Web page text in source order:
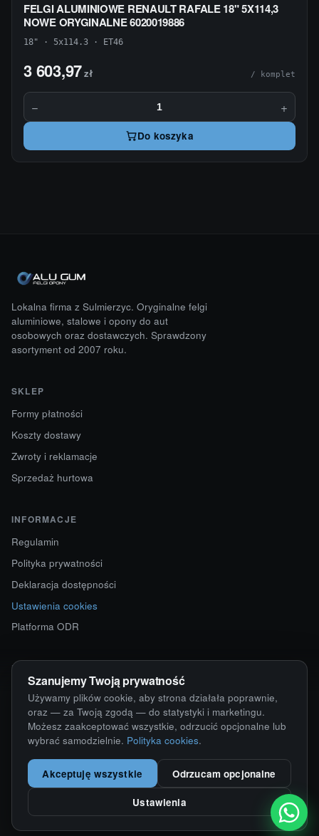
FELGI ALUMINIOWE RENAULT RAFALE 18" 5X114,3
NOWE ORYGINALNE 6020019886
18" · 5x114.3 · ET46
3 603,97zł / komplet
− +
Do koszyka
Lokalna firma z Sulmierzyc. Oryginalne felgi
aluminiowe, stalowe i opony do aut
osobowych oraz dostawczych. Sprawdzony
asortyment od 2007 roku.
SKLEP
Formy płatności
Koszty dostawy
Zwroty i reklamacje
Sprzedaż hurtowa
INFORMACJE
Regulamin
Polityka prywatności
Deklaracja dostępności
Ustawienia cookies
Platforma ODR
KONTAKT
ul. Starokościelna 12
63-750 Sulmierzyce
792 171 171 · 791 110 055
alumy@alugum.pl
© 2026 ALU-GUM Sławomir Wizner · NIP 6211676163
KamikStudio
Szanujemy Twoją prywatność
Używamy plików cookie, aby strona działała poprawnie,
oraz — za Twoją zgodą — do statystyki i marketingu.
Możesz zaakceptować wszystkie, odrzucić opcjonalne lub
wybrać samodzielnie. Polityka cookies.
Akceptuję wszystkie Odrzucam opcjonalne
Ustawienia